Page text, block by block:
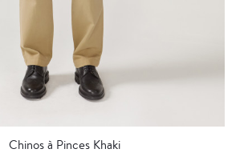
Chinos à Pinces Khaki